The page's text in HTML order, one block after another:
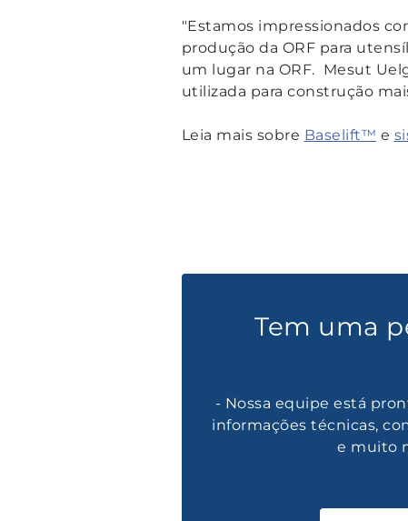
"Estamos impressionados
produção da ORF para
um lugar na ORF. Mesut
utilizada para construção
Leia mais sobre Baselift™ e
Tem uma
- Nossa equipe está
informações técnicas,
e muito